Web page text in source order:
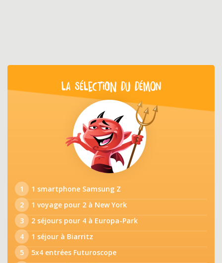
LA SÉLECTION DU DÉMON
1
1 smartphone Samsung Z
2
1 voyage pour 2 à New York
3
2 séjours pour 4 à Europa-Park
4
1 séjour à Biarritz
5
5x4 entrées Futuroscope